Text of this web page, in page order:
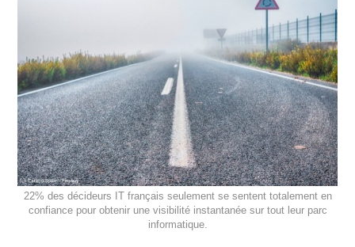
22% des décideurs IT français seulement se sentent totalement en
confiance pour obtenir une visibilité instantanée sur tout leur parc
informatique.